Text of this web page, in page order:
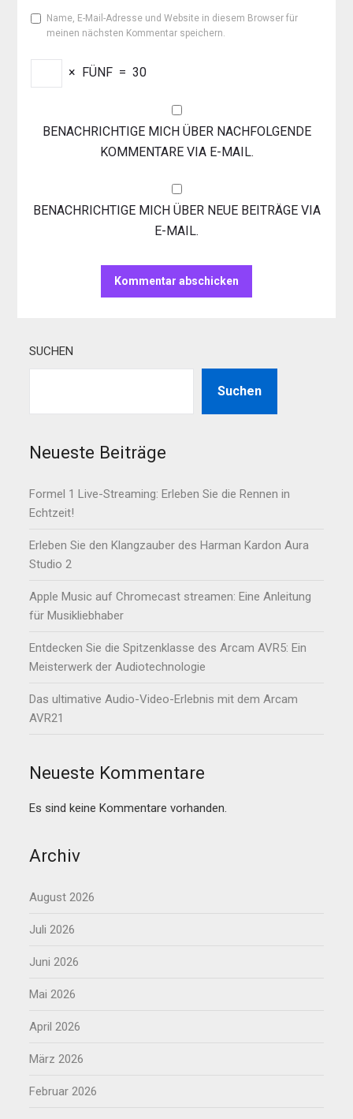
Name, E-Mail-Adresse und Website in diesem Browser für
meinen nächsten Kommentar speichern.
× FÜNF = 30
BENACHRICHTIGE MICH ÜBER NACHFOLGENDE
KOMMENTARE VIA E-MAIL.
BENACHRICHTIGE MICH ÜBER NEUE BEITRÄGE VIA
E-MAIL.
SUCHEN
Suchen
Neueste Beiträge
Formel 1 Live-Streaming: Erleben Sie die Rennen in
Echtzeit!
Erleben Sie den Klangzauber des Harman Kardon Aura
Studio 2
Apple Music auf Chromecast streamen: Eine Anleitung
für Musikliebhaber
Entdecken Sie die Spitzenklasse des Arcam AVR5: Ein
Meisterwerk der Audiotechnologie
Das ultimative Audio-Video-Erlebnis mit dem Arcam
AVR21
Neueste Kommentare
Es sind keine Kommentare vorhanden.
Archiv
August 2026
Juli 2026
Juni 2026
Mai 2026
April 2026
März 2026
Februar 2026